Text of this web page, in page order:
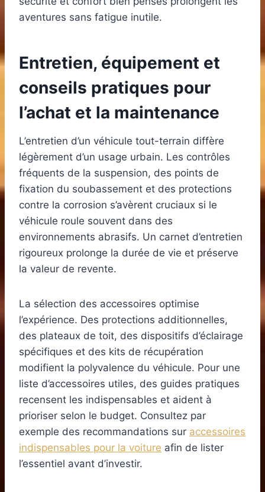
aventures sans fatigue inutile.
Entretien, équipement et
conseils pratiques pour
l’achat et la maintenance
L’entretien d’un véhicule tout-terrain diffère
légèrement d’un usage urbain. Les contrôles
fréquents de la suspension, des points de
fixation du soubassement et des protections
contre la corrosion s’avèrent cruciaux si le
véhicule roule souvent dans des
environnements abrasifs. Un carnet d’entretien
rigoureux prolonge la durée de vie et préserve
la valeur de revente.
La sélection des accessoires optimise
l’expérience. Des protections additionnelles,
des plateaux de toit, des dispositifs d’éclairage
spécifiques et des kits de récupération
modifient la polyvalence du véhicule. Pour une
liste d’accessoires utiles, des guides pratiques
recensent les indispensables et aident à
prioriser selon le budget. Consultez par
exemple des recommandations sur accessoires
indispensables pour la voiture afin de lister
l’essentiel avant d’investir.